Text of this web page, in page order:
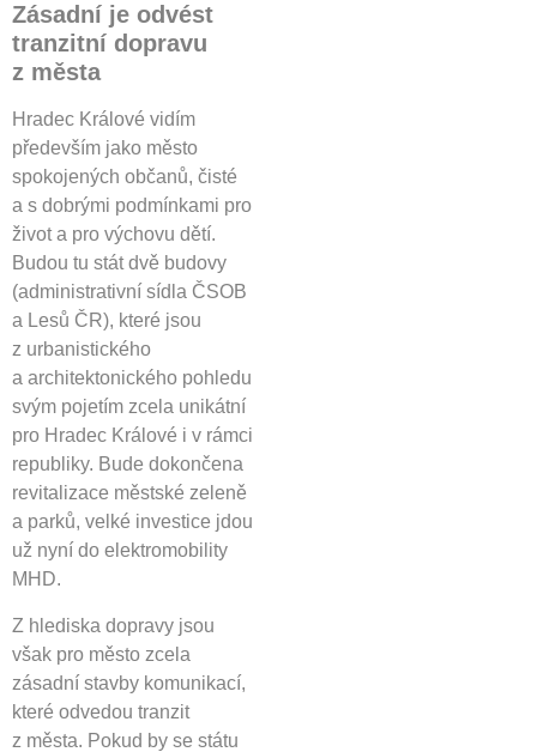
Zásadní je odvést
tranzitní dopravu
z města
Hradec Králové vidím
především jako město
spokojených občanů, čisté
a s dobrými podmínkami pro
život a pro výchovu dětí.
Budou tu stát dvě budovy
(administrativní sídla ČSOB
a Lesů ČR), které jsou
z urbanistického
a architektonického pohledu
svým pojetím zcela unikátní
pro Hradec Králové i v rámci
republiky. Bude dokončena
revitalizace městské zeleně
a parků, velké investice jdou
už nyní do elektromobility
MHD.
Z hlediska dopravy jsou
však pro město zcela
zásadní stavby komunikací,
které odvedou tranzit
z města. Pokud by se státu